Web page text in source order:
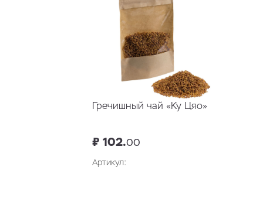
Гречишный чай «Ку Цяо»
₽ 102.00
Артикул: